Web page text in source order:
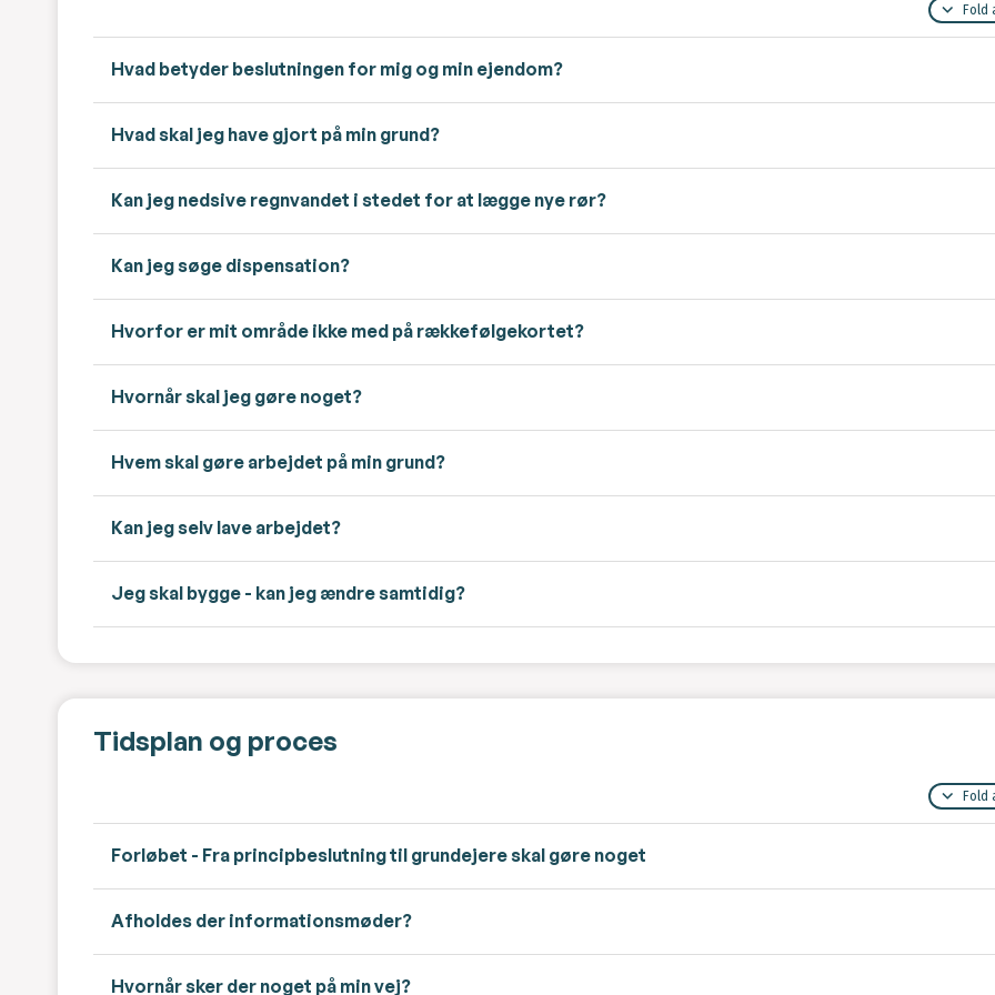
Fold
Hvad betyder beslutningen for mig og min ejendom?
Hvad skal jeg have gjort på min grund?
Kan jeg nedsive regnvandet i stedet for at lægge nye rør?
Kan jeg søge dispensation?
Hvorfor er mit område ikke med på rækkefølgekortet?
Hvornår skal jeg gøre noget?
Hvem skal gøre arbejdet på min grund?
Kan jeg selv lave arbejdet?
Jeg skal bygge - kan jeg ændre samtidig?
Tidsplan og proces
Fold
Forløbet - Fra principbeslutning til grundejere skal gøre noget
Afholdes der informationsmøder?
Hvornår sker der noget på min vej?